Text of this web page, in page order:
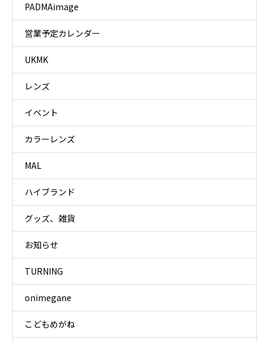
PADMAimage
営業予定カレンダー
UKMK
レンズ
イベント
カラーレンズ
MAL
ハイブランド
グッズ、雑貨
お知らせ
TURNING
onimegane
こどもめがね